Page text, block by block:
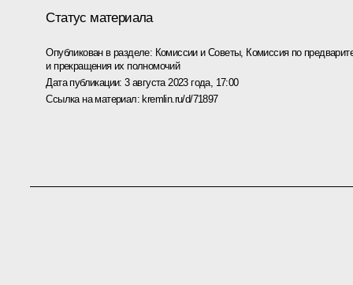
Статус материала
Опубликован в разделе: Комиссии и Советы, Комиссия по
и прекращения их полномочий
Дата публикации:3 августа 2023 года, 17:00
Ссылка на материал:kremlin.ru/d/71897